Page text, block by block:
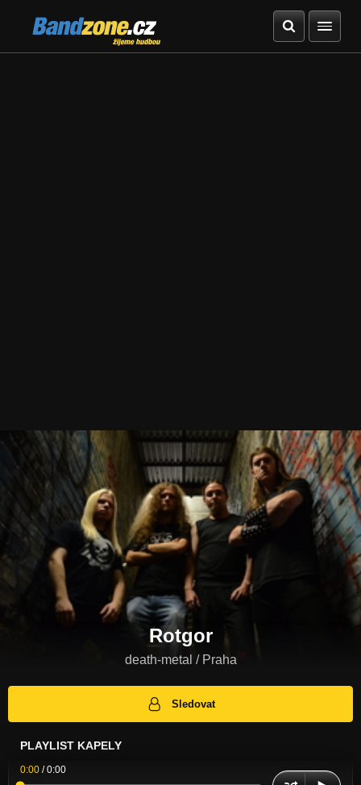
Bandzone.cz
žijeme hudbou
Rotgor
death-metal / Praha
Sledovat
PLAYLIST KAPELY
0:00 /0:00